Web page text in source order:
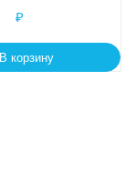
В корзину